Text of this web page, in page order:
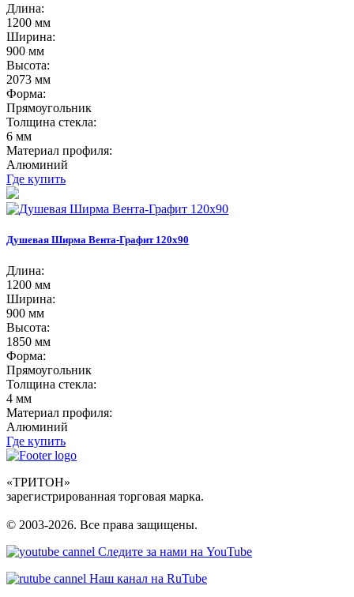
Длина:
1200 мм
Ширина:
900 мм
Высота:
2073 мм
Форма:
Прямоугольник
Толщина стекла:
6 мм
Материал профиля:
Алюминий
Где купить
Душевая Ширма Вента-Графит 120х90
Длина:
1200 мм
Ширина:
900 мм
Высота:
1850 мм
Форма:
Прямоугольник
Толщина стекла:
4 мм
Материал профиля:
Алюминий
Где купить
«ТРИТОН»
зарегистрированная торговая марка.
© 2003-2026. Все права защищены.
Следите за нами на YouTube
Наш канал на RuTube